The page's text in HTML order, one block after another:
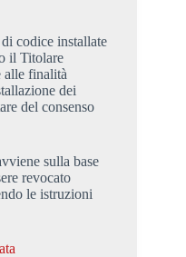
codice installate
il Titolare
alle finalità
dei
del consenso
sulla base
revocato
le istruzioni